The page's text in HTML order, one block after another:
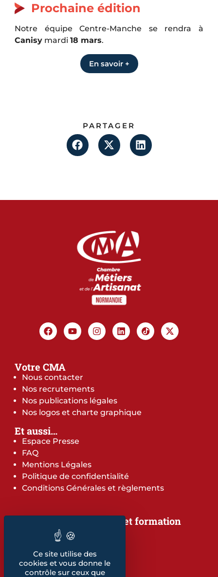
Prochaine édition
Notre équipe Centre-Manche se rendra à
Canisy mardi 18 mars.
En savoir +
PARTAGER
Votre CMA
Nous contacter
Nos recrutements
Nos publications légales
Nos logos et charte graphique
Et aussi…
Espace Presse
FAQ
Mentions Légales
Politique de confidentialité
Conditions Générales et règlements
Notre offre de services et formation
Notre offre de services
Notre offre de formation
Notre dépliant formation
Les indicateurs
Ce site utilise des
cookies et vous donne le
contrôle sur ceux que